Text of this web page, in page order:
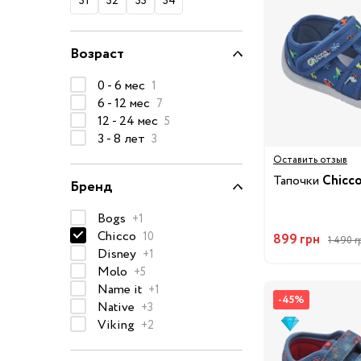
92-104 см
Ботинки и полуботинки
Туфли
Возраст
0 - 6 мес 1
6 - 12 мес 7
12 - 24 мес 5
3 - 8 лет 3
Бренд
Bogs +1
Chicco 10
Disney +1
Molo +5
Name it +1
Native +3
Viking +2
Оставить отзыв
Тапочки Chicco
899 грн 1 490
-45%